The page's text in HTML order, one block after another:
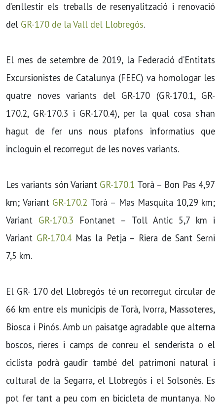
d’enllestir els treballs de resenyalització i renovació
del GR-170 de la Vall del Llobregós.
El mes de setembre de 2019, la Federació d’Entitats
Excursionistes de Catalunya (FEEC) va homologar les
quatre noves variants del GR-170 (GR-170.1, GR-
170.2, GR-170.3 i GR-170.4), per la qual cosa s’han
hagut de fer uns nous plafons informatius que
incloguin el recorregut de les noves variants.
Les variants són Variant GR-170.1 Torà – Bon Pas 4,97
km; Variant GR-170.2 Torà – Mas Masquita 10,29 km;
Variant GR-170.3 Fontanet – Toll Antic 5,7 km i
Variant GR-170.4Mas la Petja – Riera de Sant Serni
7,5 km.
El GR- 170 del Llobregós té un recorregut circular de
66 km entre els municipis de Torà, Ivorra, Massoteres,
Biosca i Pinós. Amb un paisatge agradable que alterna
boscos, rieres i camps de conreu el senderista o el
ciclista podrà gaudir també del patrimoni natural i
cultural de la Segarra, el Llobregós i el Solsonès. Es
pot fer tant a peu com en bicicleta de muntanya. No